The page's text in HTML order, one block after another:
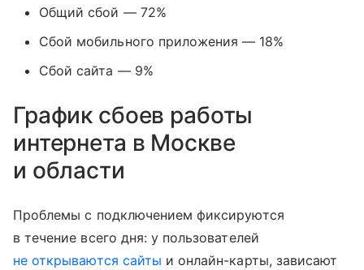
Общий сбой — 72%
Сбой мобильного приложения — 18%
Сбой сайта — 9%
График сбоев работы
интернета в Москве
и области
Проблемы с подключением фиксируются
в течение всего дня: у пользователей
не открываются сайты и онлайн-карты, зависают